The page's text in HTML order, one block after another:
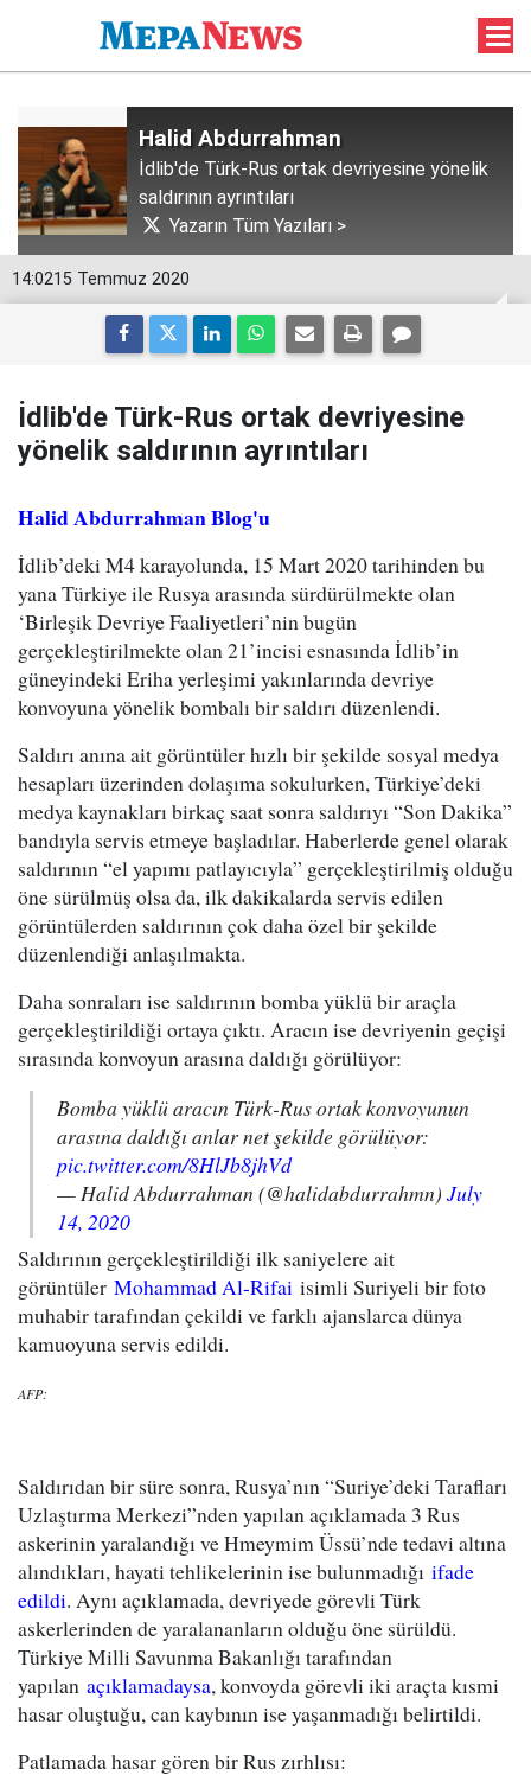
Halid Abdurrahman
İdlib'de Türk-Rus ortak devriyesine yönelik
saldırının ayrıntıları
Yazarın Tüm Yazıları >
14:0215 Temmuz 2020
İdlib'de Türk-Rus ortak devriyesine
yönelik saldırının ayrıntıları
Halid Abdurrahman Blog'u
İdlib’deki M4 karayolunda, 15 Mart 2020 tarihinden bu
yana Türkiye ile Rusya arasında sürdürülmekte olan
‘Birleşik Devriye Faaliyetleri’nin bugün
gerçekleştirilmekte olan 21’incisi esnasında İdlib’in
güneyindeki Eriha yerleşimi yakınlarında devriye
konvoyuna yönelik bombalı bir saldırı düzenlendi.
Saldırı anına ait görüntüler hızlı bir şekilde sosyal medya
hesapları üzerinden dolaşıma sokulurken, Türkiye’deki
medya kaynakları birkaç saat sonra saldırıyı “Son Dakika”
bandıyla servis etmeye başladılar. Haberlerde genel olarak
saldırının “el yapımı patlayıcıyla” gerçekleştirilmiş olduğu
öne sürülmüş olsa da, ilk dakikalarda servis edilen
görüntülerden saldırının çok daha özel bir şekilde
düzenlendiği anlaşılmakta.
Daha sonraları ise saldırının bomba yüklü bir araçla
gerçekleştirildiği ortaya çıktı. Aracın ise devriyenin geçişi
sırasında konvoyun arasına daldığı görülüyor:
Bomba yüklü aracın Türk-Rus ortak konvoyunun
arasına daldığı anlar net şekilde görülüyor:
pic.twitter.com/8HlJb8jhVd
— Halid Abdurrahman (@halidabdurrahmn) July
14, 2020
Saldırının gerçekleştirildiği ilk saniyelere ait
görüntüler Mohammad Al-Rifai isimli Suriyeli bir foto
muhabir tarafından çekildi ve farklı ajanslarca dünya
kamuoyuna servis edildi.
AFP:
Saldırıdan bir süre sonra, Rusya’nın “Suriye’deki Tarafları
Uzlaştırma Merkezi”nden yapılan açıklamada 3 Rus
askerinin yaralandığı ve Hmeymim Üssü’nde tedavi altına
alındıkları, hayati tehlikelerinin ise bulunmadığı ifade
edildi. Aynı açıklamada, devriyede görevli Türk
askerlerinden de yaralananların olduğu öne sürüldü.
Türkiye Milli Savunma Bakanlığı tarafından
yapılan açıklamadaysa, konvoyda görevli iki araçta kısmi
hasar oluştuğu, can kaybının ise yaşanmadığı belirtildi.
Patlamada hasar gören bir Rus zırhlısı: